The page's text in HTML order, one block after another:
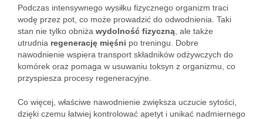
Podczas intensywnego wysiłku fizycznego organizm traci
wodę przez pot, co może prowadzić do odwodnienia. Taki
stan nie tylko obniża wydolność fizyczną , ale także
utrudnia regenerację mięśni po treningu. Dobre
nawodnienie wspiera transport składników odżywczych do
komórek oraz pomaga w usuwaniu toksyn z organizmu, co
przyspiesza procesy regeneracyjne.
Co więcej, właściwe nawodnienie zwiększa uczucie sytości,
dzięki czemu łatwiej kontrolować apetyt i unikać nadmiernego